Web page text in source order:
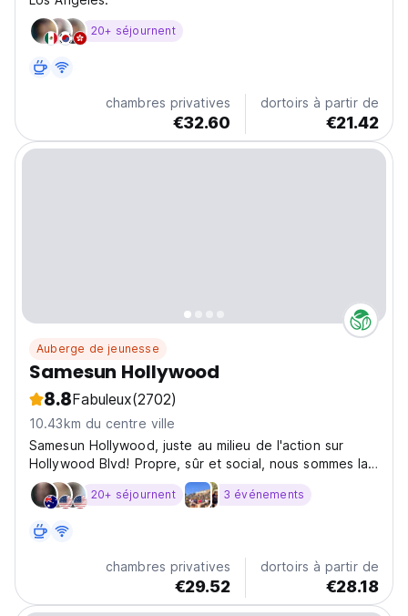
20+ séjournent
chambres privatives
€32.60
dortoirs à partir de
€21.42
Auberge de jeunesse
Samesun Hollywood
8.8Fabuleux(2702)
10.43km du centre ville
Samesun Hollywood, juste au milieu de l'action sur
Hollywood Blvd! Propre, sûr et social, nous sommes la
base parfaite pour explorer tout le glamour
d'Hollywood.20+ séjournent 3 événements
chambres privatives
€29.52
dortoirs à partir de
€28.18